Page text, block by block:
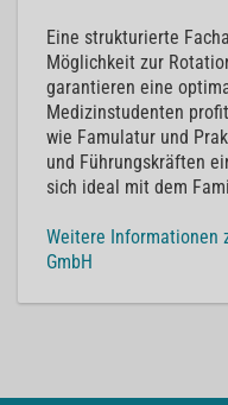
Eine strukturierte
Möglichkeit zur
garantieren eine
Medizinstudenten
wie Famulatur und
und Führungskräften
sich ideal mit dem
Weitere Informationen
GmbH